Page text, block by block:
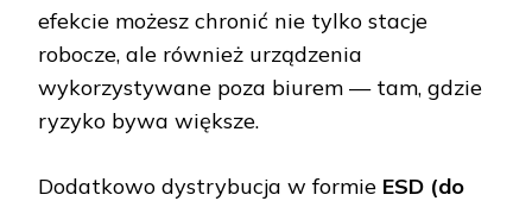
efekcie możesz chronić nie tylko stacje
robocze, ale również urządzenia
wykorzystywane poza biurem — tam, gdzie
ryzyko bywa większe.
Dodatkowo dystrybucja w formie ESD (do